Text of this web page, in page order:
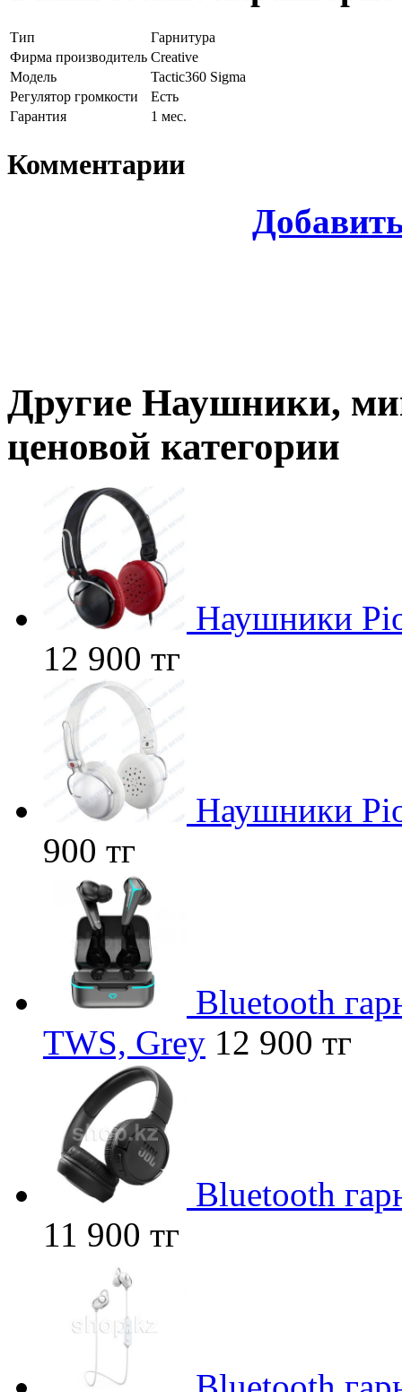
Тип
Гарнитура
Фирма производитель Creative
Модель
Tactic360 Sigma
Регулятор громкости
Есть
Гарантия
1 мес.
Комментарии
Другие Наушники,
ценовой категории
Наушники
12 900 тг
Наушники
900 тг
Bluetooth
TWS, Grey 12 900 тг
Bluetooth
11 900 тг